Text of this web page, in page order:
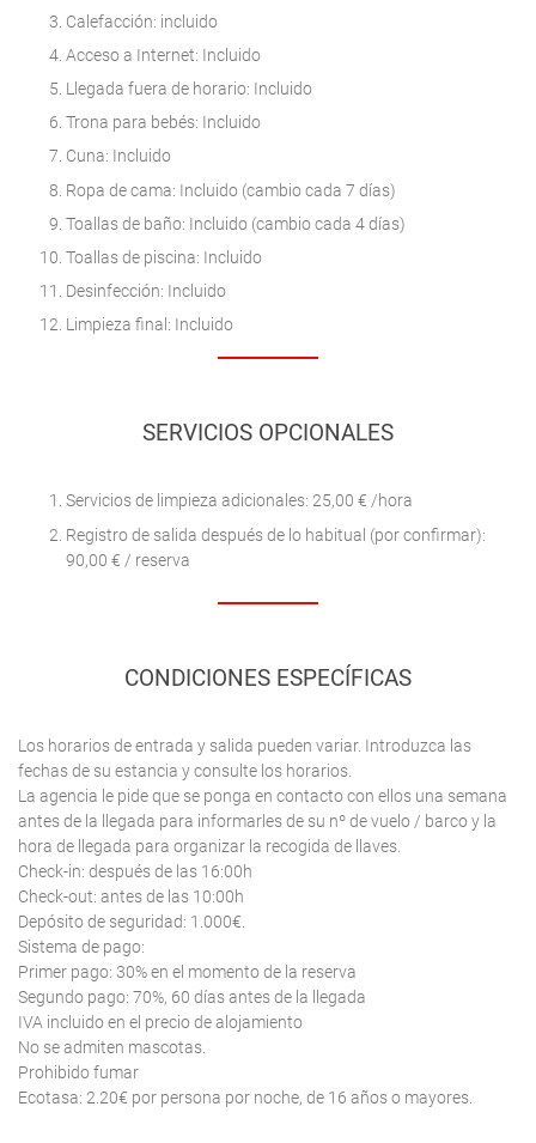
Calefacción: incluido
Acceso a Internet: Incluido
Llegada fuera de horario: Incluido
Trona para bebés: Incluido
Cuna: Incluido
Ropa de cama: Incluido (cambio cada 7 días)
Toallas de baño: Incluido (cambio cada 4 días)
Toallas de piscina: Incluido
Desinfección: Incluido
Limpieza final: Incluido
SERVICIOS OPCIONALES
Servicios de limpieza adicionales: 25,00 € /hora
Registro de salida después de lo habitual (por confirmar):
90,00 € / reserva
CONDICIONES ESPECÍFICAS
Los horarios de entrada y salida pueden variar. Introduzca las
fechas de su estancia y consulte los horarios.
La agencia le pide que se ponga en contacto con ellos una semana
antes de la llegada para informarles de su nº de vuelo / barco y la
hora de llegada para organizar la recogida de llaves.
Check-in: después de las 16:00h
Check-out: antes de las 10:00h
Depósito de seguridad: 1.000€.
Sistema de pago:
Primer pago: 30% en el momento de la reserva
Segundo pago: 70%, 60 días antes de la llegada
IVA incluido en el precio de alojamiento
No se admiten mascotas.
Prohibido fumar
Ecotasa: 2.20€ por persona por noche, de 16 años o mayores.